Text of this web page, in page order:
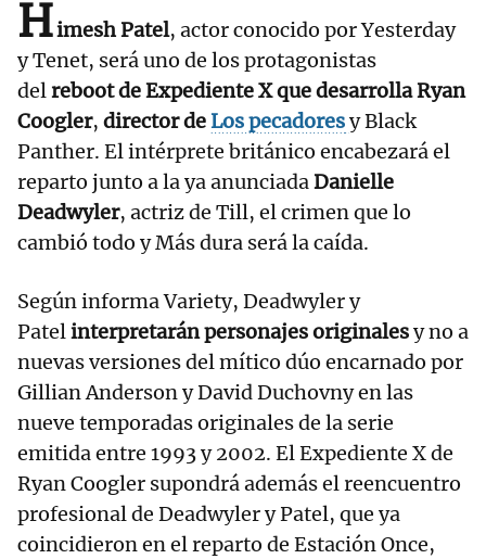
Himesh Patel, actor conocido por Yesterday
y Tenet, será uno de los protagonistas
delreboot de Expediente X que desarrolla Ryan
Coogler, director deLos pecadoresy Black
Panther. El intérprete británico encabezará el
reparto junto a la ya anunciadaDanielle
Deadwyler, actriz de Till, el crimen que lo
cambió todo y Más dura será la caída.
Según informa Variety, Deadwyler y
Patelinterpretarán personajes originalesy no a
nuevas versiones del mítico dúo encarnado por
Gillian Anderson y David Duchovny en las
nueve temporadas originales de la serie
emitida entre 1993 y 2002. El Expediente X de
Ryan Coogler supondrá además el reencuentro
profesional de Deadwyler y Patel, que ya
coincidieron en el reparto de Estación Once,